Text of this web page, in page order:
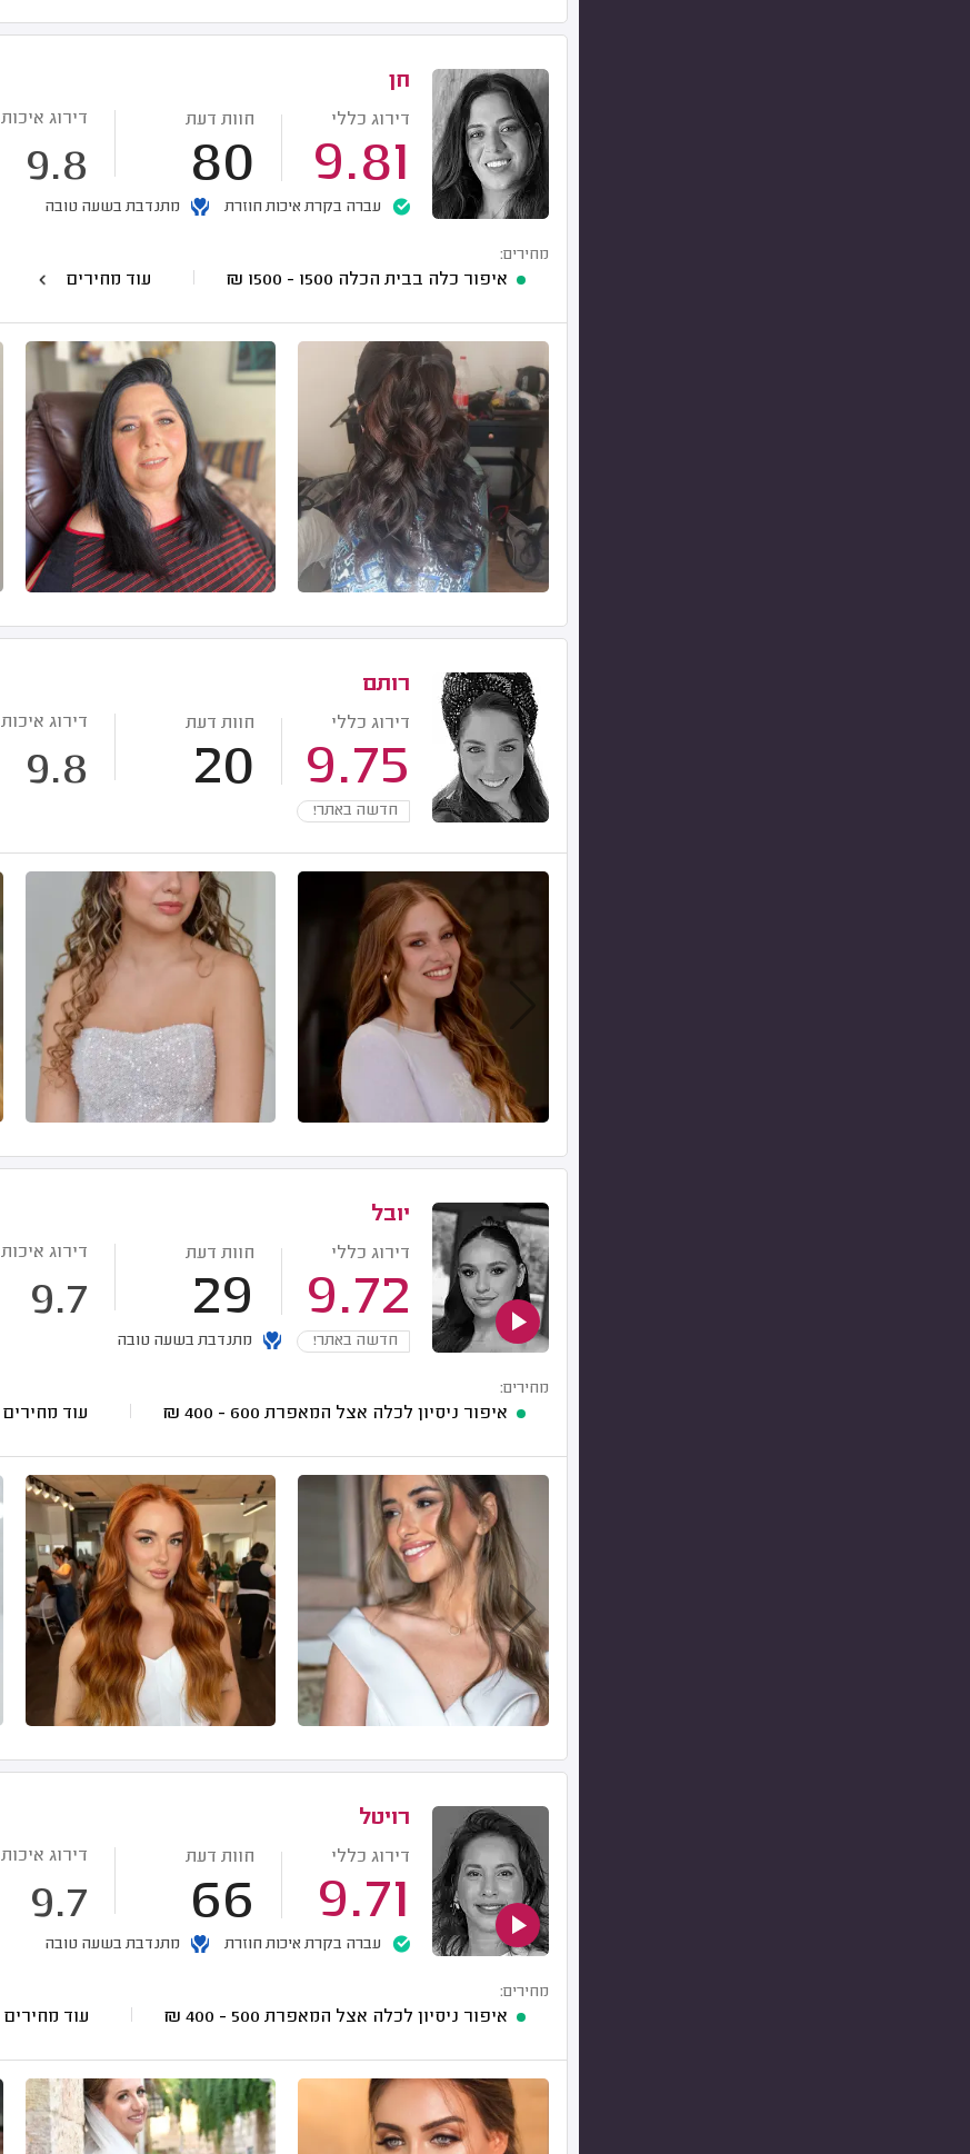
חן
דירוג כללי
9.81
חוות דעת
80
דירוג איכות
9.8
עברה בקרת איכות חוזרת מתנדבת בשעה טובה
מחירים:
איפור כלה בבית הכלה 1500 - 1500
₪ עוד מחירים
רותם
דירוג כללי
9.75
חוות דעת
20
דירוג איכות
9.8
חדשה באתר!
יובל
דירוג כללי
9.72
חוות דעת
29
דירוג איכות
9.7
חדשה באתר! מתנדבת בשעה טובה
מחירים:
איפור ניסיון לכלה אצל המאפרת 600 - 400
₪ עוד מחירים
רויטל
דירוג כללי
9.71
חוות דעת
66
דירוג איכות
9.7
עברה בקרת איכות חוזרת מתנדבת בשעה טובה
מחירים:
איפור ניסיון לכלה אצל המאפרת 500 - 400
₪ עוד מחירים